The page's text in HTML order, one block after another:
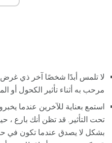
لا تلمس أبدًا شخصًا آخر ذي
مرحب به أثناء تأثير الكحول أو
استمع بعناية للآخرين عندما
تحت التأثير. قد تظن أنك بارع ،
بشكل لا يصدق عندما تكون في